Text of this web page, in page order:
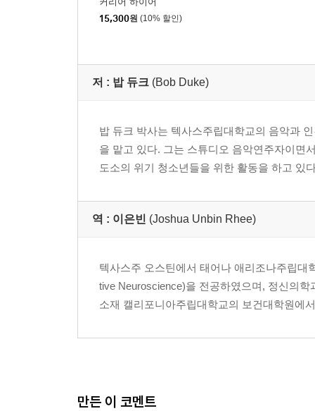
35. 모차르트 음악을 들으면 더 똑똑해질까?
39. 왜 우리는 아기고양이 비디오를 좋아할까?
감사의 글
역자 후기
찾아보기(한국어 주제 및 용어 색인)
15,300원 (10% 할인)
저 : 밥 듀크 (Bob Duke)
밥 듀크 박사는 텍사스주립대학교의 음악과
을 맡고 있다. 그는 스튜디오 음악연주자이면
도소의 위기 청소년들을 위한 활동을 하고 있
역 : 이은빈 (Joshua Unbin Rhee)
텍사스주 오스틴에서 태어나 애리조나주립대
tive Neuroscience)을 전공하였으며, 정신의
소재 캘리포니아주립대학교의 보건대학원에
만든 이 코멘트